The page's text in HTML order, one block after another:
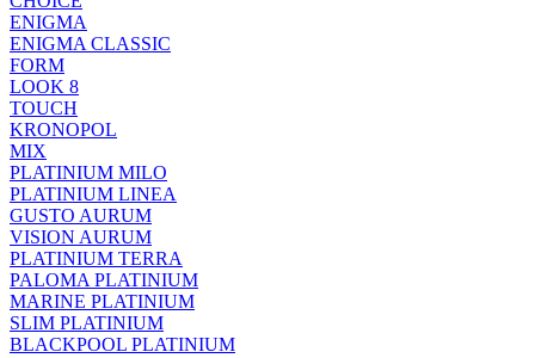
ENIGMA
ENIGMA CLASSIC
FORM
LOOK 8
TOUCH
KRONOPOL
MIX
PLATINIUM MILO
PLATINIUM LINEA
GUSTO AURUM
VISION AURUM
PLATINIUM TERRA
PALOMA PLATINIUM
MARINE PLATINIUM
SLIM PLATINIUM
BLACKPOOL PLATINIUM